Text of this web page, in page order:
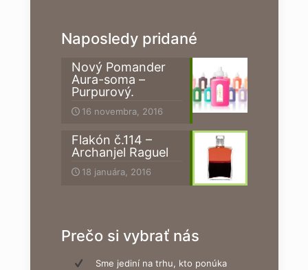
Naposledy pridané
Nový Pomander
Aura-soma –
Purpurový.
16 novembra, 2016
Flakón č.114 –
Archanjel Raguel
18 januára, 2016
Prečo si vybrať nás
Sme jediní na trhu, kto ponúka